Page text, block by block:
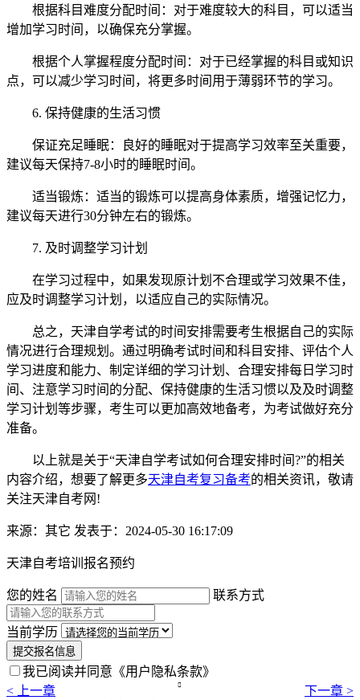
根据科目难度分配时间：对于难度较大的科目，可以适当
增加学习时间，以确保充分掌握。
根据个人掌握程度分配时间：对于已经掌握的科目或知识
点，可以减少学习时间，将更多时间用于薄弱环节的学习。
6. 保持健康的生活习惯
保证充足睡眠：良好的睡眠对于提高学习效率至关重要，
建议每天保持7-8小时的睡眠时间。
适当锻炼：适当的锻炼可以提高身体素质，增强记忆力，
建议每天进行30分钟左右的锻炼。
7. 及时调整学习计划
在学习过程中，如果发现原计划不合理或学习效果不佳，
应及时调整学习计划，以适应自己的实际情况。
总之，天津自学考试的时间安排需要考生根据自己的实际
情况进行合理规划。通过明确考试时间和科目安排、评估个人
学习进度和能力、制定详细的学习计划、合理安排每日学习时
间、注意学习时间的分配、保持健康的生活习惯以及及时调整
学习计划等步骤，考生可以更加高效地备考，为考试做好充分
准备。
以上就是关于“天津自学考试如何合理安排时间?”的相关
内容介绍，想要了解更多天津自考复习备考的相关资讯，敬请
关注天津自考网!
来源：其它 发表于：2024-05-30 16:17:09
天津自考培训报名预约
您的姓名 联系方式
当前学历
提交报名信息
我已阅读并同意 《用户隐私条款》
< 上一章
 下一章 >